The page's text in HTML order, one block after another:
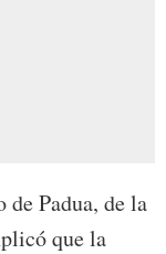
Padua, de la
que la